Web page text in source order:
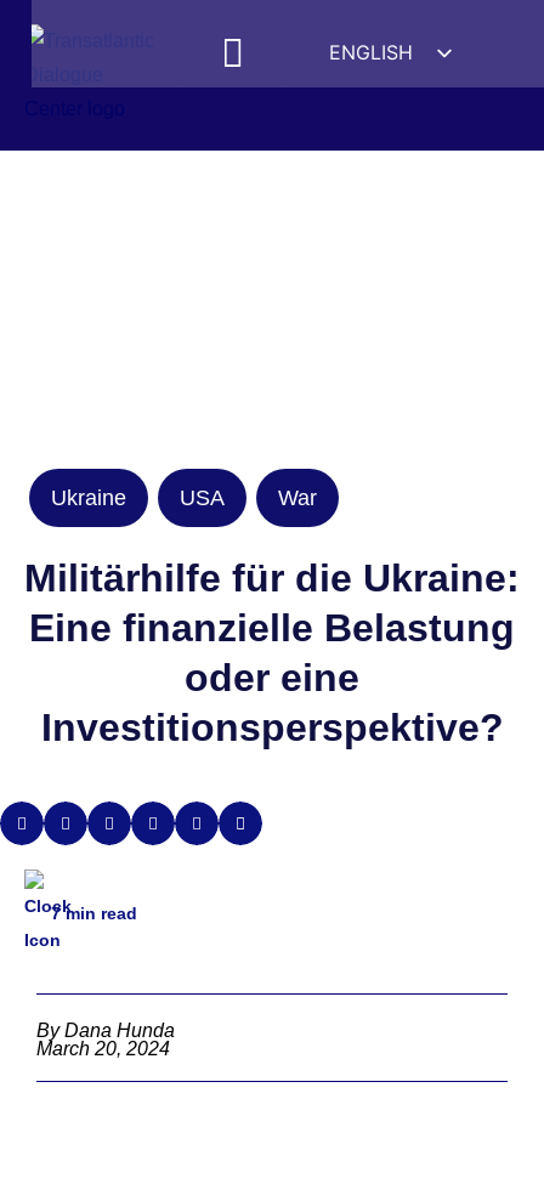
ENGLISH
ESPAÑOL
Ukraine USA War
Militärhilfe für die Ukraine:
Eine finanzielle Belastung
oder eine
Investitionsperspektive?
7 min read
By Dana Hunda
March 20, 2024